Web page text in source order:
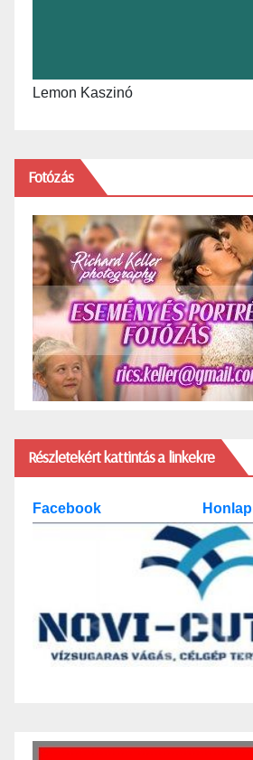
Lemon Kaszinó
Fotózás
Részletekért kattintás a linkekre
Facebook Honlap